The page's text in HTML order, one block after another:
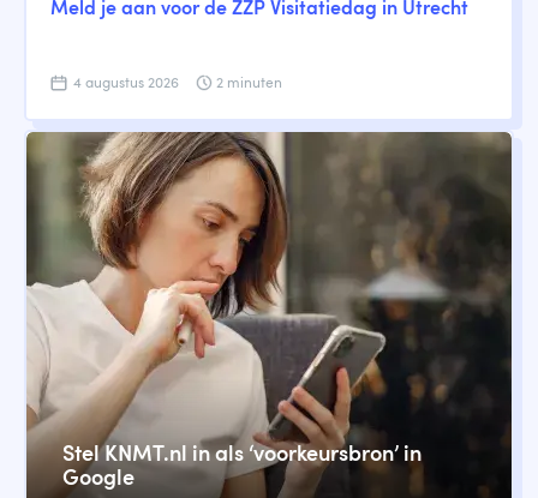
Meld je aan voor de ZZP Visitatiedag in Utrecht
4 augustus 2026 2 minuten
Stel KNMT.nl in als ‘voorkeursbron’ in
Google